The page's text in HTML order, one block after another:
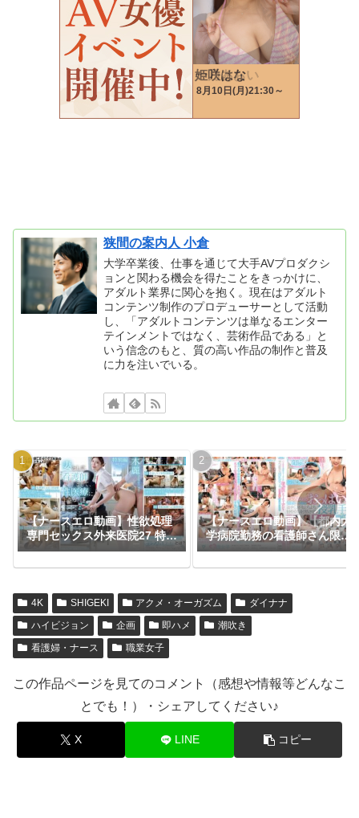
狭間の案内人 小倉
大学卒業後、仕事を通じて大手AVプロダクシ
ョンと関わる機会を得たことをきっかけに、
アダルト業界に関心を抱く。現在はアダルト
コンテンツ制作のプロデューサーとして活動
し、「アダルトコンテンツは単なるエンター
テインメントではなく、芸術作品である」と
いう信念のもと、質の高い作品の制作と普及
に力を注いでいる。
【ナースエロ動画】性欲処理
専門セックス外来医院27 特別
編 SODSTAR 神木麗 妻とし
て、看護師として、性医療に
【ナースエロ動画】【都内大
学病院勤務の看護師さん限
定】バブみある清楚なナース
さんがおっぱいチューチュー
甘やかし射精させる授乳手コ
キ 美人ナース30人たっぷり5
時間9分ww
4K SHIGEKI アクメ・オーガズム
ダイナナ
ハイビジョン
企画 即ハメ
潮吹き
看護婦・ナース
職業女子
この作品ページを見てのコメント（感想や情報等どんなこ
とでも！）・シェアしてください♪
X LINE コピー